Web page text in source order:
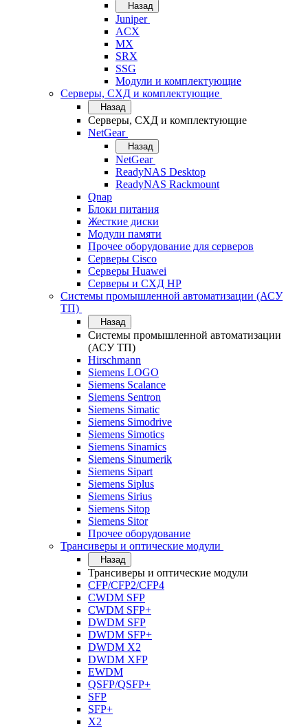
Назад
Juniper
ACX
MX
SRX
SSG
Модули и комплектующие
Серверы, СХД и комплектующие
Назад
Серверы, СХД и комплектующие
NetGear
Назад
NetGear
ReadyNAS Desktop
ReadyNAS Rackmount
Qnap
Блоки питания
Жесткие диски
Модули памяти
Прочее оборудование для серверов
Серверы Cisco
Серверы Huawei
Серверы и СХД HP
Системы промышленной автоматизации (АСУ
ТП)
Назад
Системы промышленной автоматизации
(АСУ ТП)
Hirschmann
Siemens LOGO
Siemens Scalance
Siemens Sentron
Siemens Simatic
Siemens Simodrive
Siemens Simotics
Siemens Sinamics
Siemens Sinumerik
Siemens Sipart
Siemens Siplus
Siemens Sirius
Siemens Sitop
Siemens Sitor
Прочее оборудование
Трансиверы и оптические модули
Назад
Трансиверы и оптические модули
CFP/CFP2/CFP4
CWDM SFP
CWDM SFP+
DWDM SFP
DWDM SFP+
DWDM X2
DWDM XFP
EWDM
QSFP/QSFP+
SFP
SFP+
X2